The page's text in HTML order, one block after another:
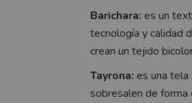
Barichara: es un
tecnología y calidad
crean un tejido
Tayrona: es una tela
sobresalen de